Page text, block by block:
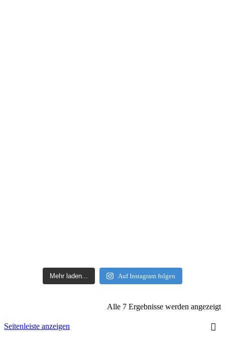
Mehr laden... Auf Instagram folgen
Alle 7 Ergebnisse werden angezeigt
Seitenleiste anzeigen